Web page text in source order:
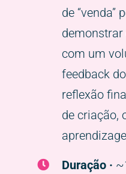
de “venda”
com um
feedback
reflexão
de criação,
Duração ·